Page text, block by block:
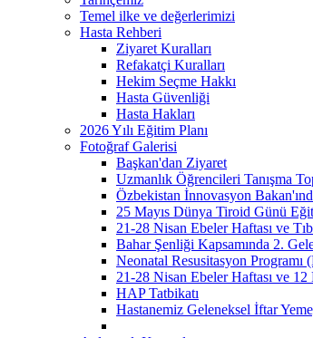
Temel ilke ve değerlerimizi
Hasta Rehberi
Ziyaret Kuralları
Refakatçi Kuralları
Hekim Seçme Hakkı
Hasta Güvenliği
Hasta Hakları
2026 Yılı Eğitim Planı
Fotoğraf Galerisi
Başkan'dan Ziyaret
Uzmanlık Öğrencileri Tanışma
Özbekistan İnnovasyon
25 Mayıs Dünya Tiroid Günü
21-28 Nisan Ebeler Haftası ve
Bahar Şenliği Kapsamında 2.
Neonatal Resusitasyon Programı
21-28 Nisan Ebeler Haftası ve
HAP Tatbikatı
Hastanemiz Geleneksel İftar